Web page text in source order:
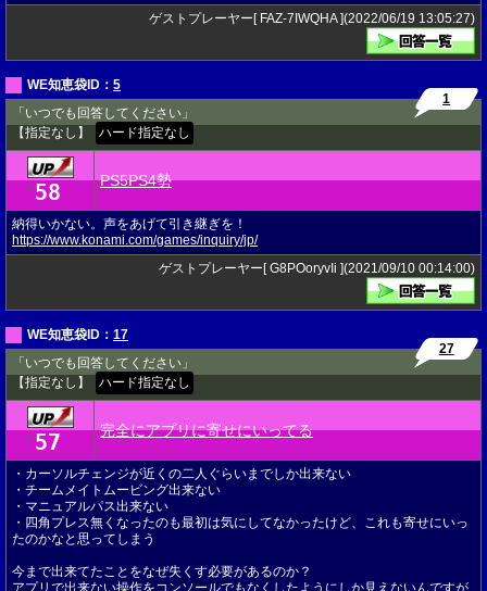
ゲストプレーヤー[ FAZ-7IWQHA ](2022/06/19 13:05:27)
WE知恵袋ID： 5
「いつでも回答してください」
【指定なし】
ハード指定なし
1
★ 58 PS5PS4勢
納得いかない。声をあげて引き継ぎを！
https://www.konami.com/games/inquiry/jp/
ゲストプレーヤー[ G8POoryvIi ](2021/09/10 00:14:00)
WE知恵袋ID： 17
「いつでも回答してください」
【指定なし】
ハード指定なし
27
★ 57 完全にアプリに寄せにいってる
・カーソルチェンジが近くの二人ぐらいまでしか出来ない
・チームメイトムービング出来ない
・マニュアルパス出来ない
・四角プレス無くなったのも最初は気にしてなかったけど、これも寄せにいっ
たのかなと思ってしまう
今まで出来てたことをなぜ失くす必要があるのか？